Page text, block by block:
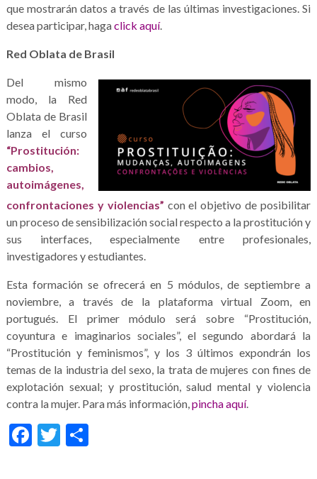
que mostrarán datos a través de las últimas investigaciones. Si
desea participar, hagaclick aquí.
Red Oblata de Brasil
Del mismo
modo, la Red
Oblata de Brasil
lanza el curso
“Prostitución:
cambios,
autoimágenes,
confrontaciones y violencias” con el objetivo de posibilitar
un proceso de sensibilización social respecto a la prostitución y
sus interfaces, especialmente entre profesionales,
investigadores y estudiantes.
Esta formación se ofrecerá en 5 módulos, de septiembre a
noviembre, a través de la plataforma virtual Zoom, en
portugués. El primer módulo será sobre “Prostitución,
coyuntura e imaginarios sociales”, el segundo abordará la
“Prostitución y feminismos”, y los 3 últimos expondrán los
temas de la industria del sexo, la trata de mujeres con fines de
explotación sexual; y prostitución, salud mental y violencia
contra la mujer. Para más información,pincha aquí.
Facebook
Twitter
Share